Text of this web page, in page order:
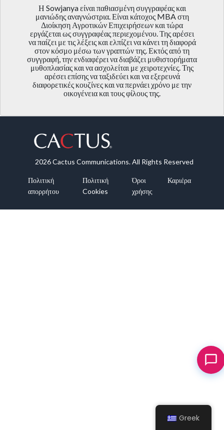
Η Sowjanya είναι παθιασμένη συγγραφέας και
μανιώδης αναγνώστρια. Είναι κάτοχος MBA στη
Διοίκηση Αγροτικών Επιχειρήσεων και τώρα
εργάζεται ως συγγραφέας περιεχομένου. Της αρέσει
να παίζει με τις λέξεις και ελπίζει να κάνει τη διαφορά
στον κόσμο μέσω των γραπτών της. Εκτός από τη
συγγραφή, την ενδιαφέρει να διαβάζει μυθιστορήματα
μυθοπλασίας και να ασχολείται με χειροτεχνίες. Της
αρέσει επίσης να ταξιδεύει και να εξερευνά
διαφορετικές κουζίνες και να περνάει χρόνο με την
οικογένεια και τους φίλους της.
2026 Cactus Communications. All Rights Reserved
Πολιτική
απορρήτου
Πολιτική
Cookies
Όροι
χρήσης
Καριέρα
Greek